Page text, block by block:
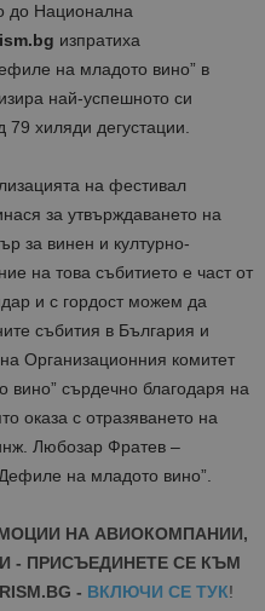
до Национална
изпратиха
на младото вино” в
най-успешното си
79 хиляди дегустации.
на фестивал
за утвърждаването на
за винен и културно-
на това събитието е част от
и с гордост можем да
събития в България и
Организационния комитет
сърдечно благодаря на
оказа с отразяването на
Любозар Фратев –
на младото вино”.
НА АВИОКОМПАНИИ,
- ПРИСЪЕДИНЕТЕ СЕ КЪМ
- ВКЛЮЧИ СЕ ТУК!